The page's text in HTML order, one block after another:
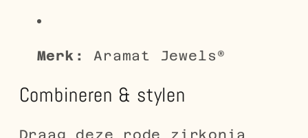
Merk: Aramat Jewels®
Combineren & stylen
Draag deze rode zirkonia